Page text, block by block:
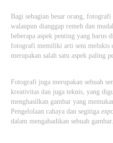
Bagi sebagian besar orang,
walaupun dianggap remeh dan
beberapa aspek penting yang harus
fotografi memiliki arti seni melukis
merupakan salah satu aspek paling
Fotografi juga merupakan sebuah
kreativitas dan juga teknis, yang
menghasilkan gambar yang
Pengelolaan cahaya dan segitiga
dalam mengabadikan sebuah gambar.